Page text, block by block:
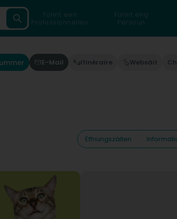
Fannt een
Professionnellen
Fannt eng
Persoun
E-Mail Itinéraire Websäit
Ëffnungszäiten